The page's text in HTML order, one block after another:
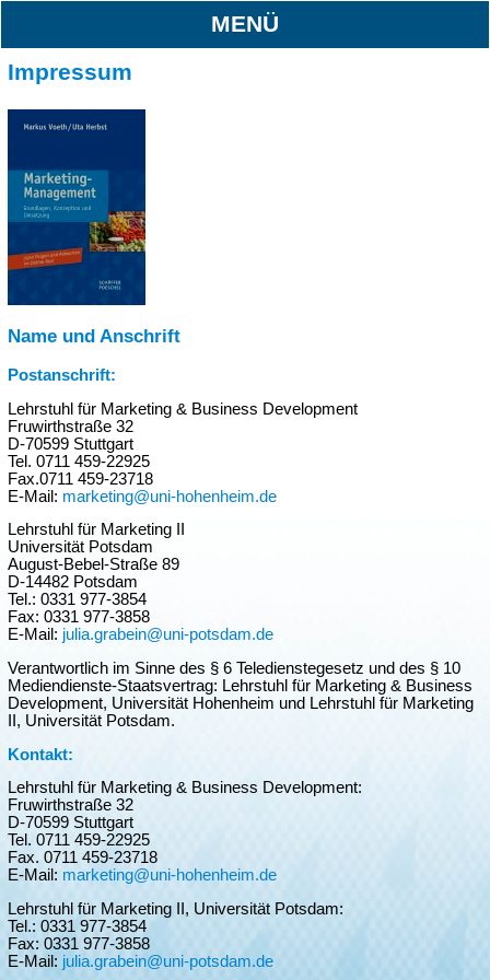
MENÜ
Impressum
Name und Anschrift
Postanschrift:
Lehrstuhl für Marketing & Business Development
Fruwirthstraße 32
D-70599 Stuttgart
Tel. 0711 459-22925
Fax.0711 459-23718
E-Mail: marketing@uni-hohenheim.de
Lehrstuhl für Marketing II
Universität Potsdam
August-Bebel-Straße 89
D-14482 Potsdam
Tel.: 0331 977-3854
Fax: 0331 977-3858
E-Mail: julia.grabein@uni-potsdam.de
Verantwortlich im Sinne des § 6 Teledienstegesetz und des § 10
Mediendienste-Staatsvertrag: Lehrstuhl für Marketing & Business
Development, Universität Hohenheim und Lehrstuhl für Marketing
II, Universität Potsdam.
Kontakt:
Lehrstuhl für Marketing & Business Development:
Fruwirthstraße 32
D-70599 Stuttgart
Tel. 0711 459-22925
Fax. 0711 459-23718
E-Mail: marketing@uni-hohenheim.de
Lehrstuhl für Marketing II, Universität Potsdam:
Tel.: 0331 977-3854
Fax: 0331 977-3858
E-Mail: julia.grabein@uni-potsdam.de